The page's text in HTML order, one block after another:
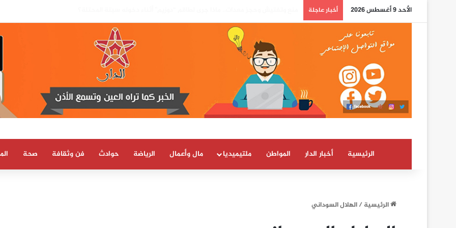
الأحد 9 أغسطس 2026 أخبار عاجلة
الرئيسية أخبار الدار المواطن ملتيميديا مال وأعمال الرياضة حوادث فن وثقافة صحة
الرئيسية/الهلال السوداني